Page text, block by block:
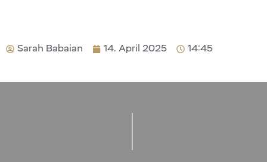
Sarah Babaian 14. April 2025 14:45